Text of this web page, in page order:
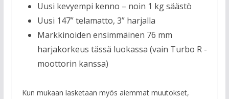
Uusi kevyempi kenno – noin 1 kg säästö
Uusi 147” telamatto, 3” harjalla
Markkinoiden ensimmäinen 76 mm
harjakorkeus tässä luokassa (vain Turbo R -
moottorin kanssa)
Kun mukaan lasketaan myös aiemmat muutokset,